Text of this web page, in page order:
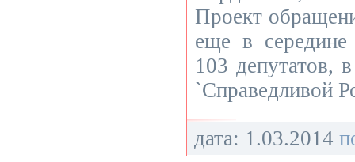
Проект
еще в середине
103
`Справедливой
дата: 1.03.2014